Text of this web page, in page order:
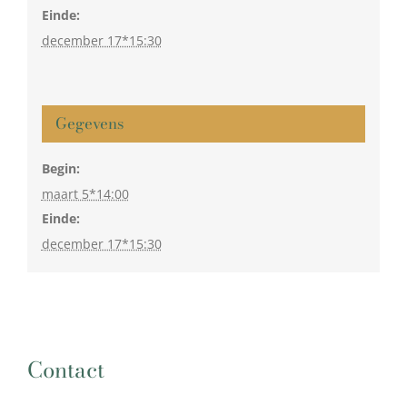
Einde:
december 17*15:30
Gegevens
Begin:
maart 5*14:00
Einde:
december 17*15:30
Contact